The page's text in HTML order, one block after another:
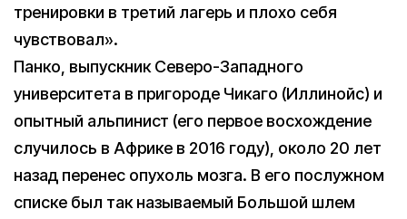
тренировки в третий лагерь и плохо себя
чувствовал».
Панко, выпускник Северо-Западного
университета в пригороде Чикаго (Иллинойс) и
опытный альпинист (его первое восхождение
случилось в Африке в 2016 году), около 20 лет
назад перенес опухоль мозга. В его послужном
списке был так называемый Большой шлем